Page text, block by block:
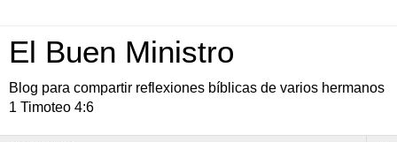
El Buen Ministro
Blog para compartir reflexiones bíblicas de varios hermanos
1 Timoteo 4:6